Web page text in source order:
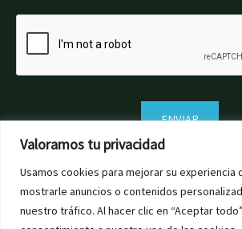
Valoramos tu privacidad
Usamos cookies para mejorar su experiencia
mostrarle anuncios o contenidos
nuestro tráfico. Al hacer clic en “Aceptar
ENVIAR